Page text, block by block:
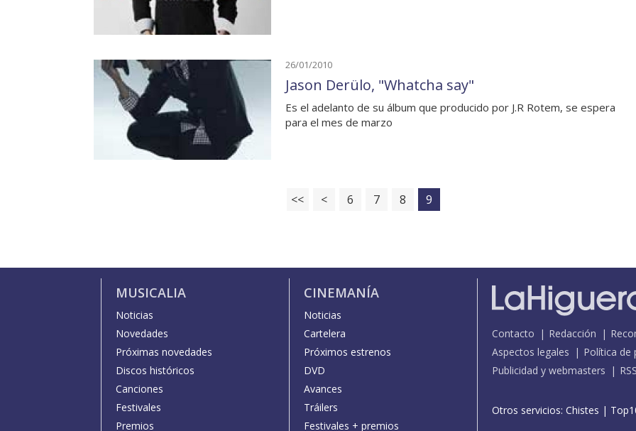
26/01/2010
Jason Derülo, "Whatcha say"
Es el adelanto de su álbum que producido por J.R Rotem, se espera
para el mes de marzo
<< < 6 7 8 9
MUSICALIA
Noticias
Novedades
Próximas novedades
Discos históricos
Canciones
Festivales
Premios
CINEMANÍA
Noticias
Cartelera
Próximos estrenos
DVD
Avances
Tráilers
Festivales + premios
Contacto Redacción
Aspectos legales
Política de
Publicidad y webmasters
Otros servicios: Chistes |